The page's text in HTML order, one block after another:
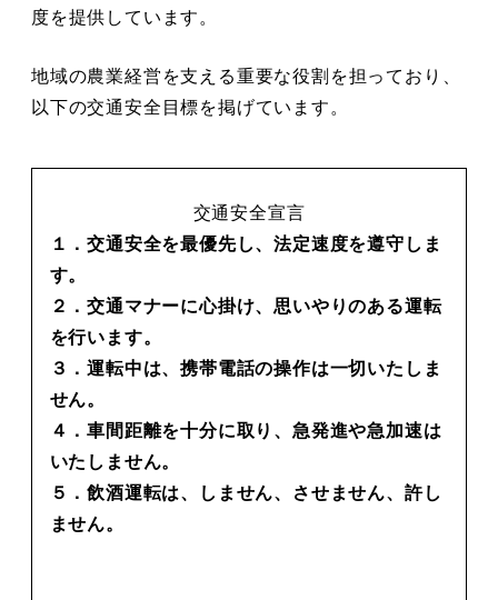
度を提供しています。
地域の農業経営を支える重要な役割を担っており、
以下の交通安全目標を掲げています。
交通安全宣言
１．交通安全を最優先し、法定速度を遵守しま
す。
２．交通マナーに心掛け、思いやりのある運転
を行います。
３．運転中は、携帯電話の操作は一切いたしま
せん。
４．車間距離を十分に取り、急発進や急加速は
いたしません。
５．飲酒運転は、しません、させません、許し
ません。